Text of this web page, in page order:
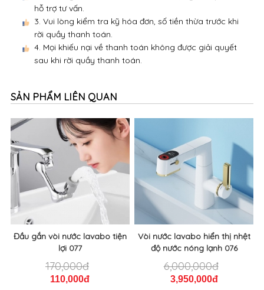
hỗ trợ tư vấn.
3. Vui lòng kiểm tra kỹ hóa đơn, số tiền thừa trước khi
rời quầy thanh toán.
4. Mọi khiếu nại về thanh toán không được giải quyết
sau khi rời quầy thanh toán.
SẢN PHẨM LIÊN QUAN
Đầu gắn vòi nước lavabo tiện
lợi 077
170,000đ
110,000đ
Vòi nước lavabo hiển thị nhệt
độ nước nóng lạnh 076
6,000,000đ
3,950,000đ